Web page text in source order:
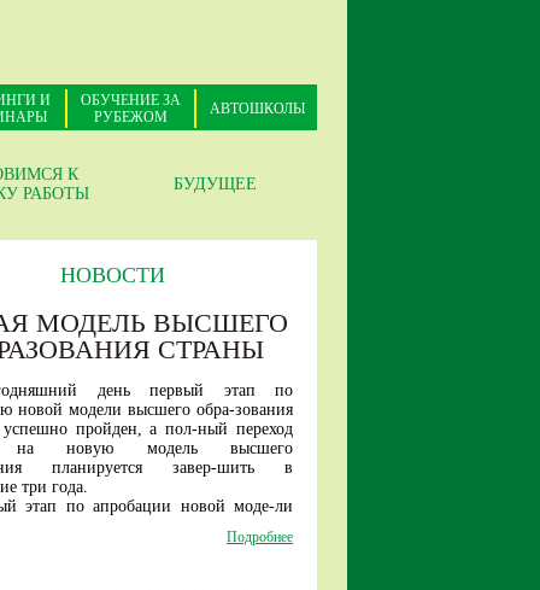
И
ОБУЧЕНИЕ ЗА
РУБЕЖОМ
АВТОШКОЛЫ
К
РАБОТЫ
БУДУЩЕЕ
НОВОСТИ
МОДЕЛЬ ВЫСШЕГО
СТРАНЫ
день первый этап по
новой модели высшего обра-зования
успешно пройден, а пол-ный переход
на новую модель высшего
планируется завер-шить в
три года.
этап по апробации новой моде-ли
в проект вошли шесть ведущих
Подробнее